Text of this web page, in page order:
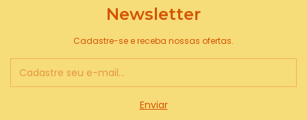
Newsletter
Cadastre-se e receba nossas ofertas.